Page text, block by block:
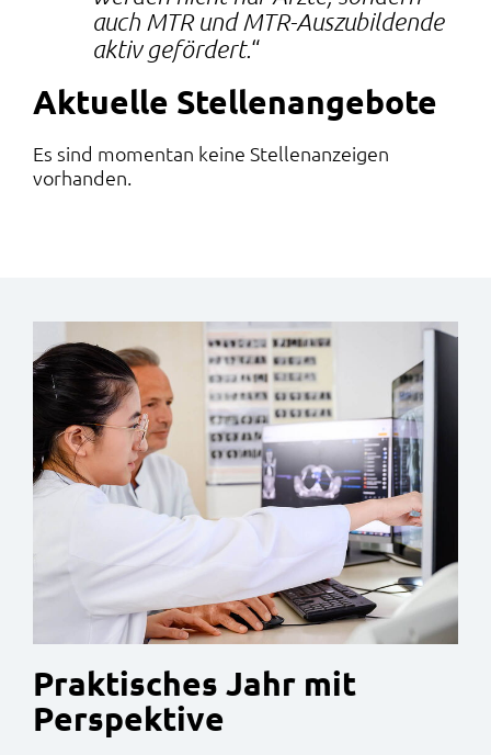
auch MTR und MTR-Auszubildende
aktiv gefördert.
Aktuelle Stellen­angebote
Es sind momentan keine Stellenanzeigen
vorhanden.
Praktisches Jahr mit
Perspektive